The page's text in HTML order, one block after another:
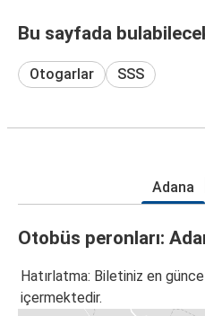
Bu sayfada
Otogarlar SSS
Adana
Otobüs peronları:
Hatırlatma: Biletiniz en
içermektedir.